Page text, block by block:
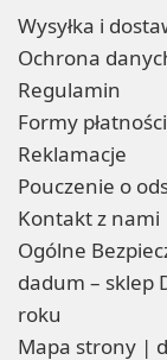
Wysyłka i
Ochrona
Regulamin
Formy płatności
Reklamacje
Pouczenie o
Kontakt z nami
Ogólne
dadum – sklep
roku
Mapa strony |